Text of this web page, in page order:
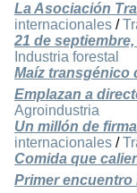
La Asociación
internacionales /
21 de
Industria forestal
Maíz transgénico
Emplazan a
Agroindustria
Un millón de
internacionales /
Comida que
Primer encuentro